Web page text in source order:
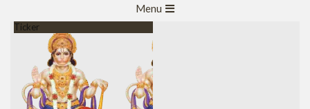
Navigation
Menu
Ticker